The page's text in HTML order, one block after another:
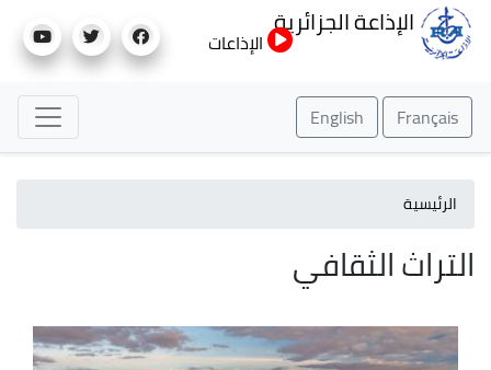
إلى
الإذاعة الجزائرية
الإذاعات
Français
English
الرئيسية
التراث الثقافي